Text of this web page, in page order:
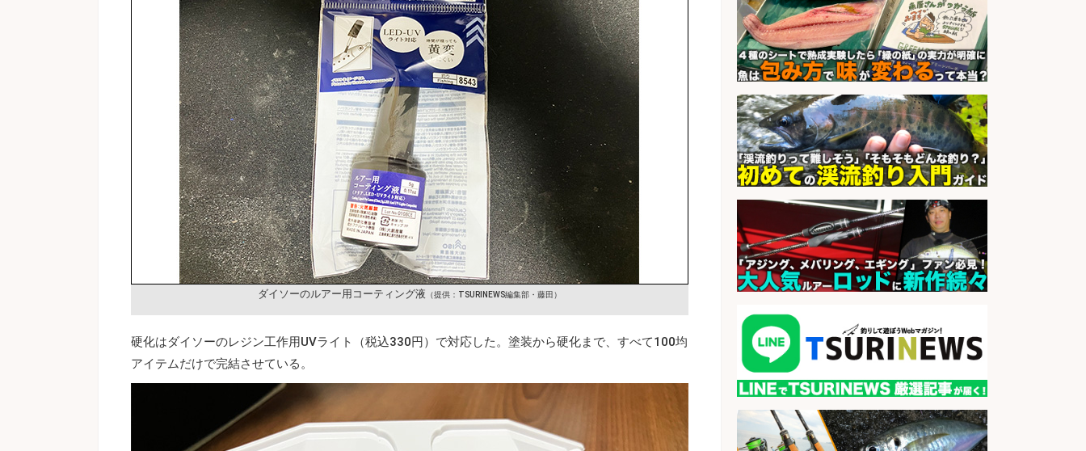
ダイソーのルアー用コーティング液 （提供：TSURINEWS編集部・藤田）
硬化はダイソーのレジン工作用UVライト（税込330円）で対応した。塗装から硬化まで、すべて100均
アイテムだけで完結させている。